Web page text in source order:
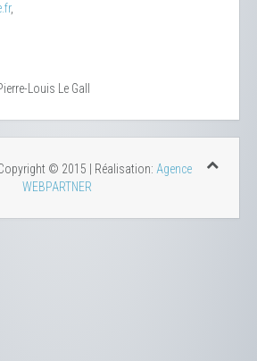
,
Louis Le Gall
© 2015 | Réalisation: Agence
WEBPARTNER